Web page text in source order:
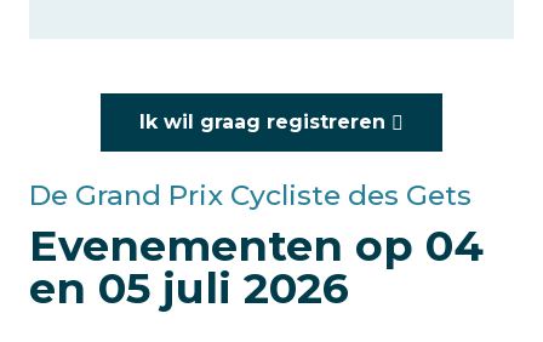
Ik wil graag registreren
De Grand Prix Cycliste des Gets
Evenementen op 04
en 05 juli 2026